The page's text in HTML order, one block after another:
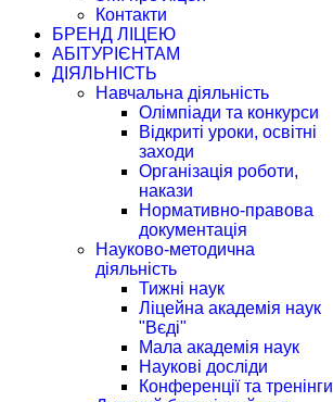
Контакти
БРЕНД ЛІЦЕЮ
АБІТУРІЄНТАМ
ДІЯЛЬНІСТЬ
Навчальна діяльність
Олімпіади та конкурси
Відкриті уроки, освітні
заходи
Організація роботи,
накази
Нормативно-правова
документація
Науково-методична
діяльність
Тижні наук
Ліцейна академія наук
"Вєді"
Мала академія наук
Наукові досліди
Конференції та тренінги